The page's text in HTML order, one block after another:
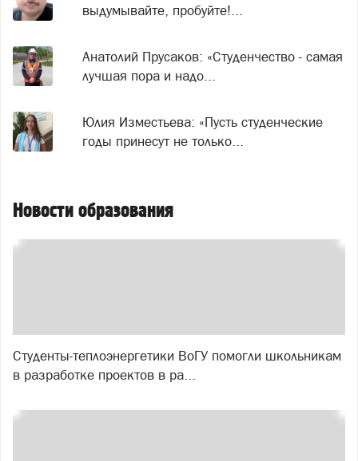
выдумывайте, пробуйте!...
Анатолий Прусаков: «Студенчество - самая
лучшая пора и надо...
Юлия Изместьева: «Пусть студенческие
годы принесут не только...
Новости образования
Студенты-теплоэнергетики ВоГУ помогли школьникам
в разработке проектов в ра...